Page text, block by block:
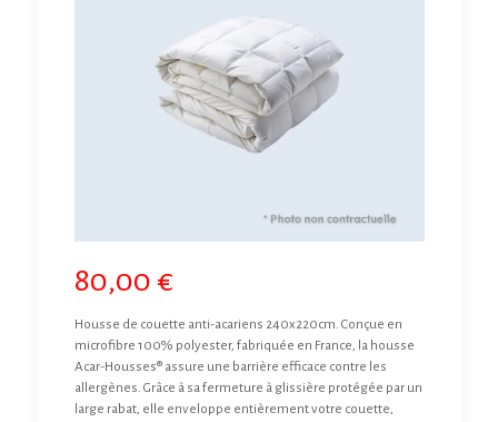
80,00 €
Housse de couette anti-acariens 240x220cm. Conçue en
microfibre 100% polyester, fabriquée en France, la housse
Acar-Housses® assure une barrière efficace contre les
allergènes. Grâce à sa fermeture à glissière protégée par un
large rabat, elle enveloppe entièrement votre couette,